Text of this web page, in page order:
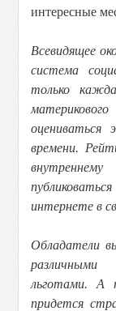
интересные
Всевидящее
система
только
оцениваться
времени.
интернете в
Обладатели
различными
льготами. А
придется